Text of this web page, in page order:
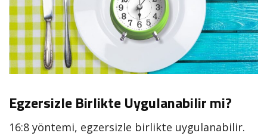
Egzersizle Birlikte Uygulanabilir mi?
16:8 yöntemi, egzersizle birlikte uygulanabilir.